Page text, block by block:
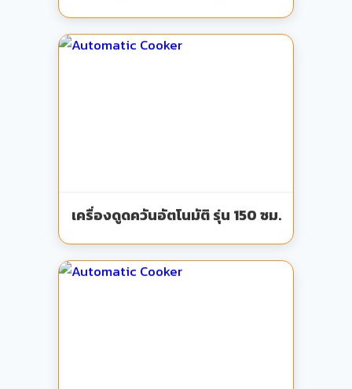
เครื่องดูดควันอัตโนมัติ รุ่น 150 ซม.